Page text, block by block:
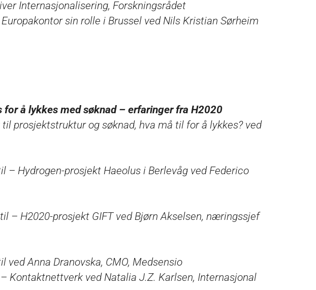
Internasjonalisering, Forskningsrådet
sin rolle i Brussel ved Nils Kristian Sørheim
å lykkes med søknad – erfaringer fra H2020
prosjektstruktur og søknad, hva må til for å lykkes? ved
– Hydrogen-prosjekt Haeolus i Berlevåg ved Federico
– H2020-prosjekt GIFT ved Bjørn Akselsen, næringssjef
ved Anna Dranovska, CMO, Medsensio
Kontaktnettverk ved Natalia J.Z. Karlsen, Internasjonal